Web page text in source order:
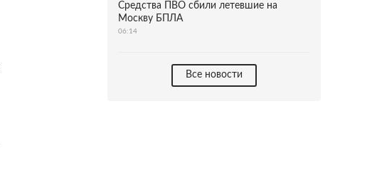
Средства ПВО сбили летевшие на
Москву БПЛА
06:14
Все новости